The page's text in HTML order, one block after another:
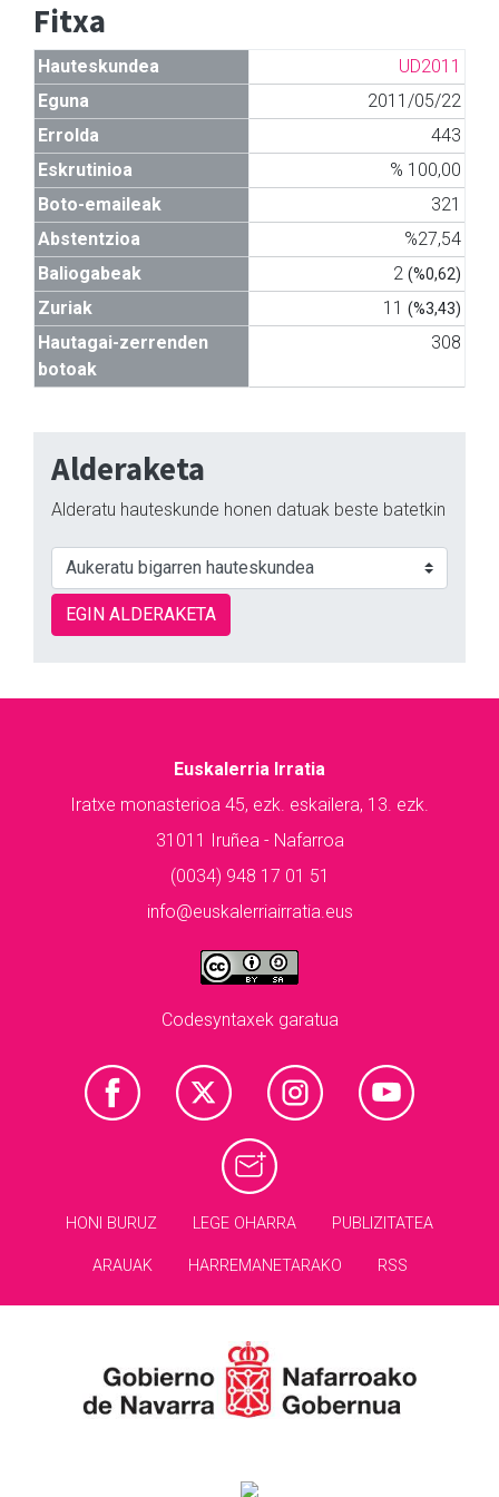
Fitxa
Hauteskundea
UD2011
Eguna
2011/05/22
Errolda
443
Eskrutinioa
% 100,00
Boto-emaileak
321
Abstentzioa
%27,54
Baliogabeak
2 (%0,62)
Zuriak 11 (%3,43)
Hautagai-zerrenden
botoak
308
Alderaketa
Alderatu hauteskunde honen datuak beste batetkin
EGIN ALDERAKETA
Euskalerria Irratia
Iratxe monasterioa 45, ezk. eskailera, 13. ezk.
31011 Iruñea - Nafarroa
(0034) 948 17 01 51
info@euskalerriairratia.eus
Codesyntaxek garatua
HONI BURUZ LEGE OHARRA PUBLIZITATEA
ARAUAK HARREMANETARAKO RSS